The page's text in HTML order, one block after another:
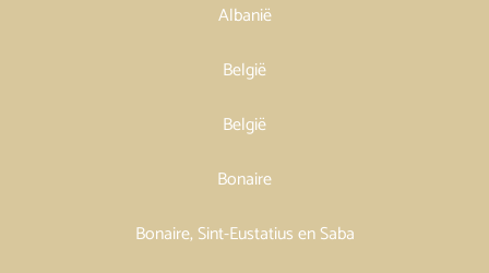
Albanië
België
België
Bonaire
Bonaire, Sint-Eustatius en Saba